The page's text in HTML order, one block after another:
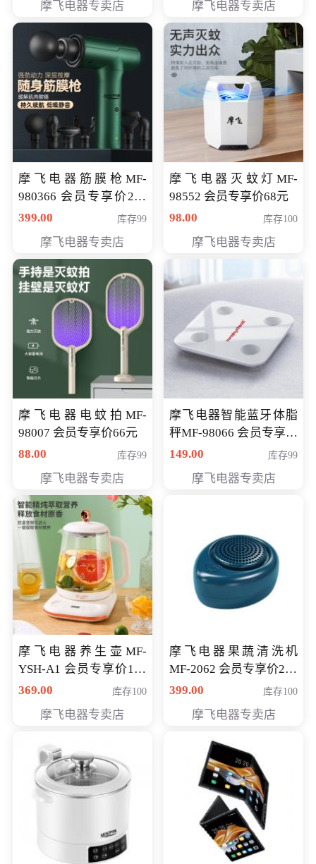
摩飞电器专卖店 摩飞电器专卖店
摩飞电器筋膜枪MF-
980366 会员专享价299
元
399.00 库存99
摩飞电器专卖店
摩飞电器灭蚊灯MF-
98552 会员专享价68元
98.00
库存100
摩飞电器专卖店
摩飞电器电蚊拍MF-
98007 会员专享价66元
88.00
库存99
摩飞电器专卖店
摩飞电器智能蓝牙体脂
秤MF-98066 会员专享价
98元
149.00 库存99
摩飞电器专卖店
摩飞电器养生壶MF-
YSH-A1 会员专享价198
元
369.00 库存100
摩飞电器专卖店
摩飞电器果蔬清洗机
MF-2062 会员专享价268
元
399.00 库存100
摩飞电器专卖店